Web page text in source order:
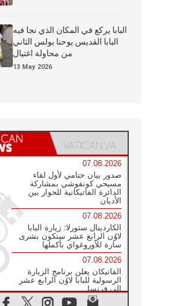
البابا يركع في المكان الذي نجا فيه
البابا القديس يوحنا بولس الثاني
من محاولة اغتيال
13 May 2026
07.08.2026
صدور بيان ختامي لأول لقاء
مسيحي كونفوشي بمشاركة
الدائرة الفاتيكانية للحوار بين
الأديان
07.08.2026
الكاردينال ستورلا: زيارة البابا
لاوُن الرابع عشر ستكون بشرى
سارة للأوروغواي بأكملها
07.08.2026
الفاتيكان يعلن برنامج الزيارة
الرسولية للبابا لاوُن الرابع عشر
إلى فرنسا
07.08.2026